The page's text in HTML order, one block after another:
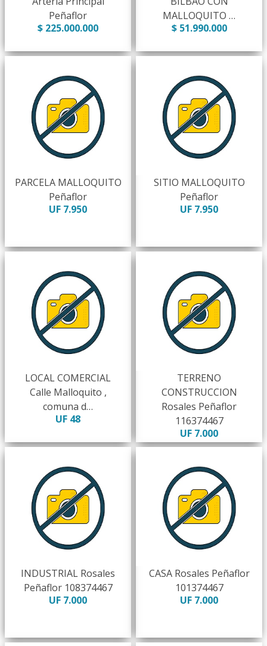
Peñaflor
$ 225.000.000
MALLOQUITO …
$ 51.990.000
PARCELA MALLOQUITO
Peñaflor
UF 7.950
SITIO MALLOQUITO
Peñaflor
UF 7.950
LOCAL COMERCIAL
Calle Malloquito ,
comuna d…
UF 48
TERRENO
CONSTRUCCION
Rosales Peñaflor
116374467
UF 7.000
INDUSTRIAL Rosales
Peñaflor 108374467
UF 7.000
CASA Rosales Peñaflor
101374467
UF 7.000